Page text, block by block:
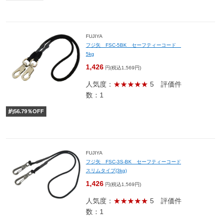
FUJIYA
フジ矢 FSC-5BK セーフティーコード
5kg
1,426 円(税込1,569円)
人気度： ★★★★★ 5 評価件
数：1
約56.79％OFF
FUJIYA
フジ矢 FSC-3S-BK セーフティーコード
スリムタイプ(3kg)
1,426 円(税込1,569円)
人気度： ★★★★★ 5 評価件
数：1